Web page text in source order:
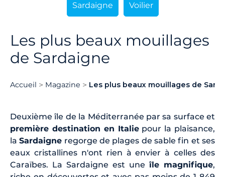
Sardaigne Voilier
Les plus beaux mouillages
de Sardaigne
Accueil Magazine Les plus beaux mouillages de
Deuxième île de la Méditerranée par sa surface et
première destination en Italiepour la plaisance,
laSardaigne regorge de plages de sable fin et ses
eaux cristallines n'ont rien à envier à celles des
Caraïbes. La Sardaigne est une île magnifique,